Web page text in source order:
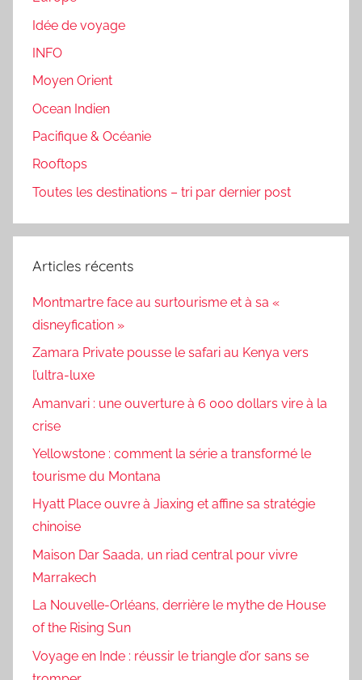
Idée de voyage
INFO
Moyen Orient
Ocean Indien
Pacifique & Océanie
Rooftops
Toutes les destinations – tri par dernier post
Articles récents
Montmartre face au surtourisme et à sa «
disneyfication »
Zamara Private pousse le safari au Kenya vers
l’ultra-luxe
Amanvari : une ouverture à 6 000 dollars vire à la
crise
Yellowstone : comment la série a transformé le
tourisme du Montana
Hyatt Place ouvre à Jiaxing et affine sa stratégie
chinoise
Maison Dar Saada, un riad central pour vivre
Marrakech
La Nouvelle-Orléans, derrière le mythe de House
of the Rising Sun
Voyage en Inde : réussir le triangle d’or sans se